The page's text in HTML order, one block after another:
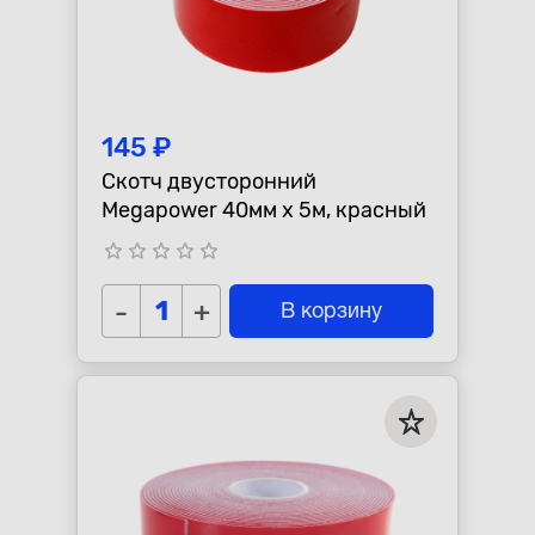
145 ₽
Скотч двусторонний
Megapower 40мм x 5м, красный
star_border star_border star_border star_border star_border
- + В корзину